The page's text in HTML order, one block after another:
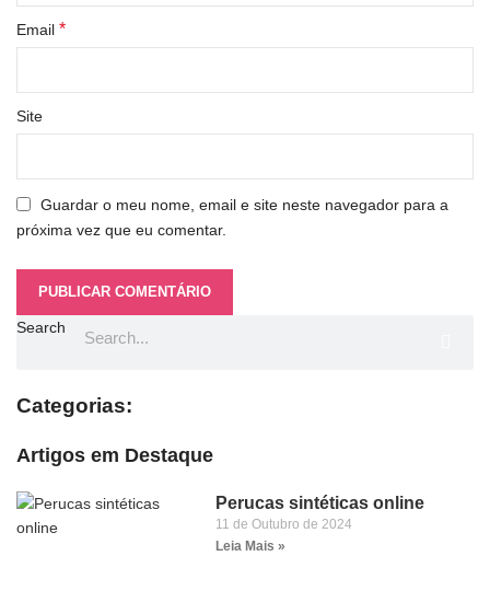
Email *
Site
Guardar o meu nome, email e site neste navegador para a
próxima vez que eu comentar.
Search
Categorias:
Artigos em Destaque
Perucas sintéticas online
11 de Outubro de 2024
Leia Mais »